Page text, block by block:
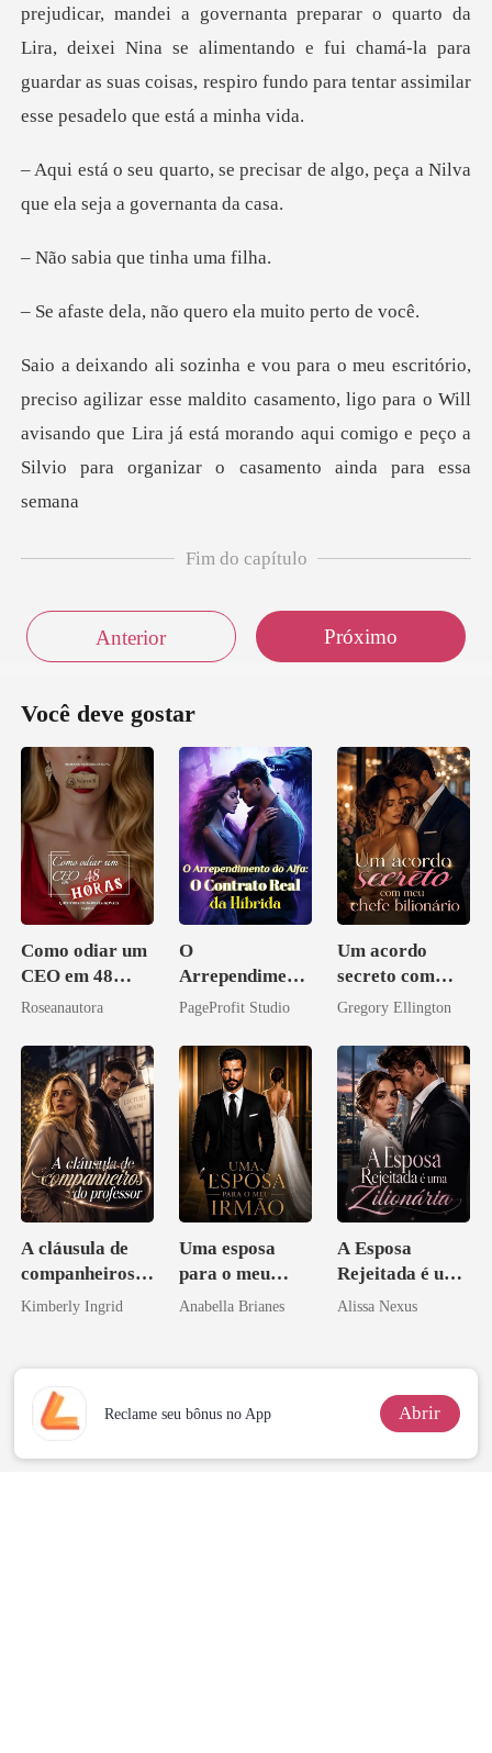
prejudicar, mandei a governanta preparar o quarto da
Lira, deixei Nina se alimentando e fui chamá-
ecisar de algo, peça a Nilva
qu
a que tinh
não quero ela mu
sse maldito casamento, ligo para o Will
avisando que Lira já está morando a
Fim do capítulo
Anterior Próximo
Você deve gostar
Como odiar um
CEO em 48
horas
Roseanautora
O
Arrependiment
o do Alfa: O
da Híbrida
PageProfit Studio
Um acordo
secreto com
meu chefe
Gregory Ellington
A cláusula de
companheiros
do professor
Kimberly Ingrid
Uma esposa
para o meu
irmão
Anabella Brianes
A Esposa
Rejeitada é uma
Zilionária
Alissa Nexus
Reclame seu bônus no App Abrir